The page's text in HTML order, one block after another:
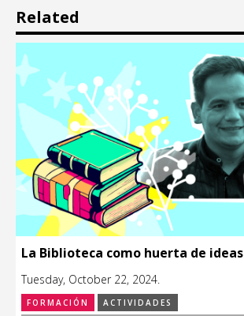
Related
La Biblioteca como huerta de ideas
Tuesday, October 22, 2024.
FORMACIÓN
ACTIVIDADES